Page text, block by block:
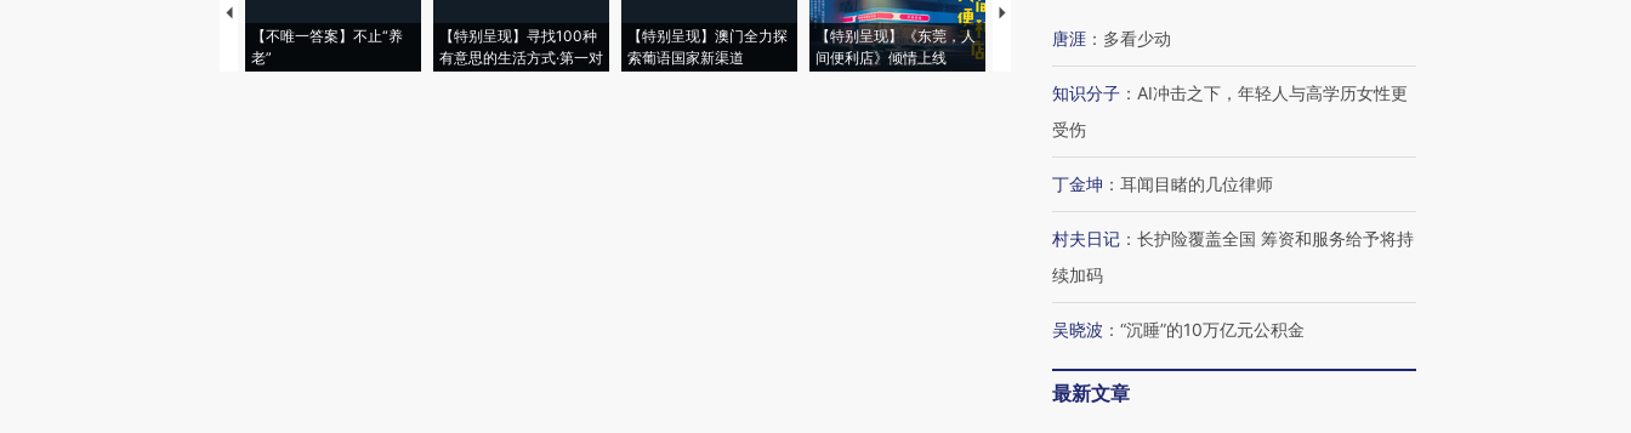
【不唯一答案】不止“养
老”
【特别呈现】寻找100种
有意思的生活方式·第一对
【特别呈现】澳门全力探
索葡语国家新渠道
【特别呈现】《东莞，人
间便利店》倾情上线
【推广】走进第四届链博
会，让数智科技“链”接产
唐涯 ： 多看少动
知识分子 ： AI冲击之下，年轻人与高学历女性更
受伤
丁金坤 ： 耳闻目睹的几位律师
村夫日记 ： 长护险覆盖全国 筹资和服务给予将持
续加码
吴晓波 ： “沉睡”的10万亿元公积金
最新文章